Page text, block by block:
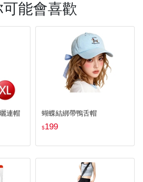
可能會喜歡
連帽
蝴蝶結綁帶鴨舌帽
$199